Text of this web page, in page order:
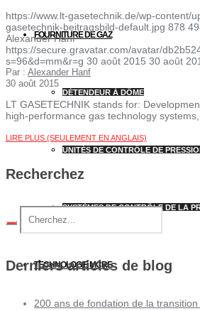
FOURNITURE DE GAZ
DÉTENDEUR À DÔME
UNITÉS DE CONTRÔLE DE
SYSTÈMES DE CONTRÔLE DE LA
TECHNOLOGIE MCRE
https://www.lt-gasetechnik.de/wp-content/
gasetechnik-beitragsbild-default.jpg 878
Alexander Hanf
https://secure.gravatar.com/avatar/
s=96&d=mm&r=g 30 août 2015 30 août
Par : Alexander Hanf
30 août 2015
LT GASETECHNIK stands for:
high-performance gas technology
LIRE PLUS (SEULEMENT EN ANGLAIS)
Recherchez
Derniers articles de blog
200 ans de fondation de la